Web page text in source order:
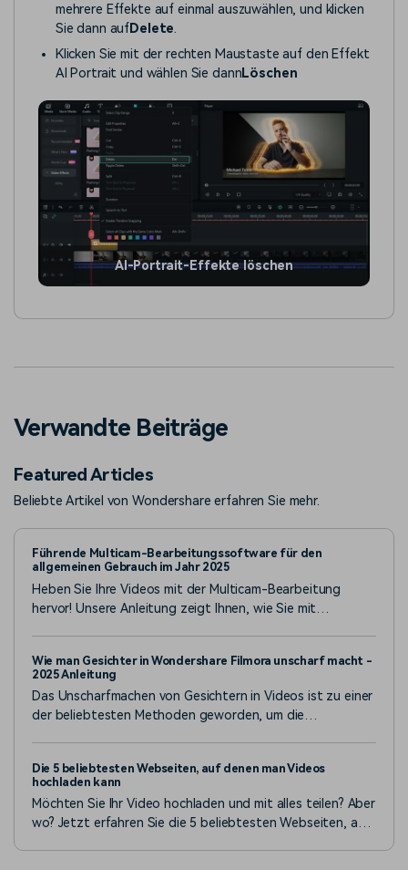
mehrere Effekte auf einmal auszuwählen, und klicken
Sie dann aufDelete.
Klicken Sie mit der rechten Maustaste auf den Effekt
AI Portrait und wählen Sie dannLöschen
AI-Portrait-Effekte löschen
Verwandte Beiträge
Featured Articles
Beliebte Artikel von Wondershare erfahren Sie mehr.
Führende Multicam-Bearbeitungssoftware für den
allgemeinen Gebrauch im Jahr 2025
Heben Sie Ihre Videos mit der Multicam-Bearbeitung
hervor! Unsere Anleitung zeigt Ihnen, wie Sie mit
Kameraperspektiven erstellen können.
Wie man Gesichter in Wondershare Filmora unscharf macht -
2025 Anleitung
Das Unscharfmachen von Gesichtern in Videos ist zu einer
der beliebtesten Methoden geworden, um die
Filmora Gesichter unscharf machen können.
Die 5 beliebtesten Webseiten, auf denen man Videos
hochladen kann
Möchten Sie Ihr Video hochladen und mit alles teilen? Aber
wo? Jetzt erfahren Sie die 5 beliebtesten Webseiten, auf